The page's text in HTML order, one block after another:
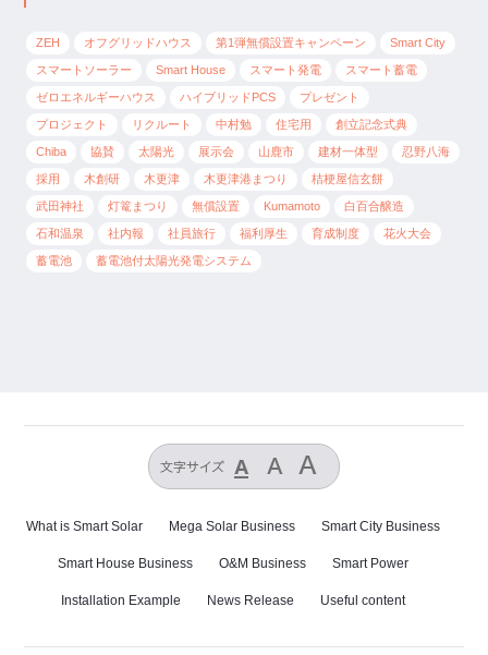
ZEH オフグリッドハウス 第1弾無償設置キャンペーン Smart City
スマートソーラー Smart House スマート発電 スマート蓄電
ゼロエネルギーハウス ハイブリッドPCS プレゼント
プロジェクト リクルート 中村勉 住宅用 創立記念式典
Chiba 協賛 太陽光 展示会 山鹿市 建材一体型 忍野八海
採用 木創研 木更津 木更津港まつり 桔梗屋信玄餅
武田神社 灯篭まつり 無償設置 Kumamoto 白百合醸造
石和温泉 社内報 社員旅行 福利厚生 育成制度 花火大会
蓄電池 蓄電池付太陽光発電システム
What is Smart Solar Mega Solar Business Smart City Business
Smart House Business O&M Business Smart Power
Installation Example News Release Useful content